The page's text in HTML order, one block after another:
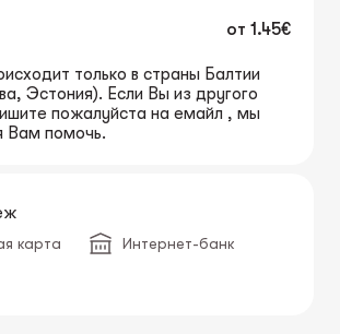
от 1.45€
только в страны Балтии
Эстония). Если Вы из другого
пожалуйста на емайл , мы
Вам помочь.
карта Интернет-банк